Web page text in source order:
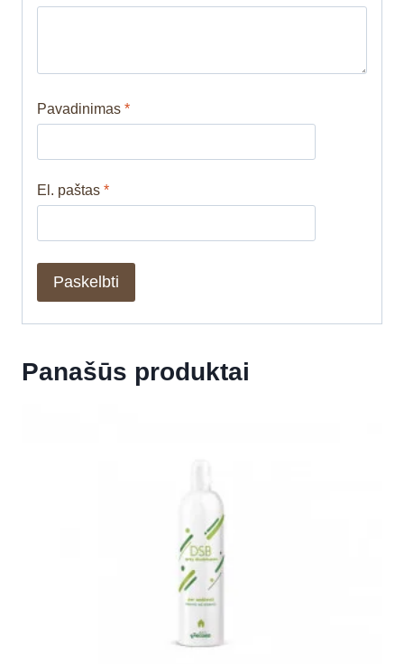
Pavadinimas *
El. paštas *
Panašūs produktai